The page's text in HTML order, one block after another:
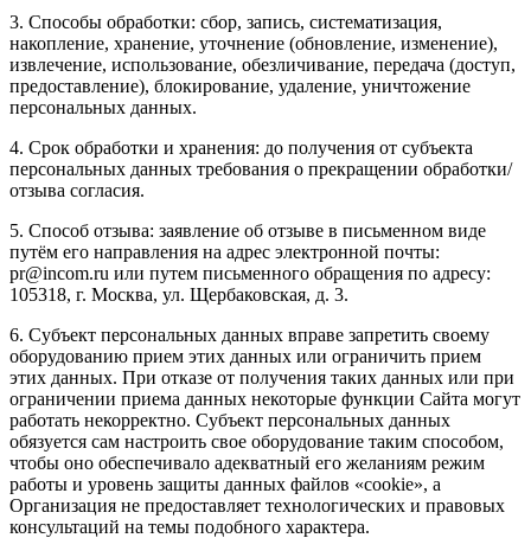
3. Способы обработки: сбор, запись, систематизация,
накопление, хранение, уточнение (обновление, изменение),
извлечение, использование, обезличивание, передача (доступ,
предоставление), блокирование, удаление, уничтожение
персональных данных.
4. Срок обработки и хранения: до получения от субъекта
персональных данных требования о прекращении обработки/
отзыва согласия.
5. Способ отзыва: заявление об отзыве в письменном виде
путём его направления на адрес электронной почты:
pr@incom.ru или путем письменного обращения по адресу:
105318, г. Москва, ул. Щербаковская, д. 3.
6. Субъект персональных данных вправе запретить своему
оборудованию прием этих данных или ограничить прием
этих данных. При отказе от получения таких данных или при
ограничении приема данных некоторые функции Сайта могут
работать некорректно. Субъект персональных данных
обязуется сам настроить свое оборудование таким способом,
чтобы оно обеспечивало адекватный его желаниям режим
работы и уровень защиты данных файлов «cookie», а
Организация не предоставляет технологических и правовых
консультаций на темы подобного характера.